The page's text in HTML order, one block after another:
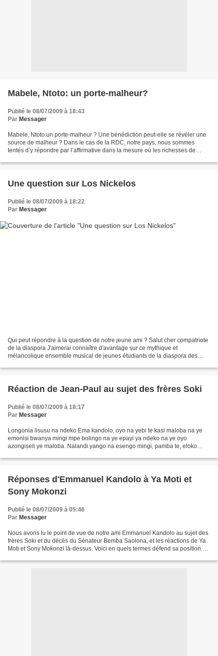
Mabele, Ntoto: un porte-malheur?
Publié le 08/07/2009 à 18:43
Par Messager
Mabele, Ntoto:un porte-malheur ? Une bénédiction peut-elle se révéler une
source de malheur ? Dans le cas de la RDC, notre pays, nous sommes
tentés d’y répondre par l’affirmative dans la mesure où les richesses de
Une question sur Los Nickelos
Publié le 08/07/2009 à 18:22
Par Messager
Qui peut répondre à la question de notre jeune ami ? Salut cher compatriote
de la diaspora J'aimerai connaître d'avantage sur ce mythique et
mélancolique ensemble musical de jeunes étudiants de la diaspora des
Réaction de Jean-Paul au sujet des frères Soki
Publié le 08/07/2009 à 18:17
Par Messager
Longonia lisusu na ndeko Ema kandolo, oyo na yebi te kasi maloba na ye
emonisi bwanya mingi mpe bolingo na ye epayi ya ndeko na ye oyo
azongiseli ye maloba. Nalandi yango na esengo mingi, pamba te, eloko
Réponses d'Emmanuel Kandolo à Ya Moti et
Sony Mokonzi
Publié le 08/07/2009 à 05:46
Par Messager
Nous avons lu le point de vue de notre ami Emmanuel Kandolo au sujet des
frères Soki et du décès du Sénateur Bemba Saolona, et les réactions de Ya
Moti et Sony Mokonzi là-dessus. Voici en quels termes défend sa position.